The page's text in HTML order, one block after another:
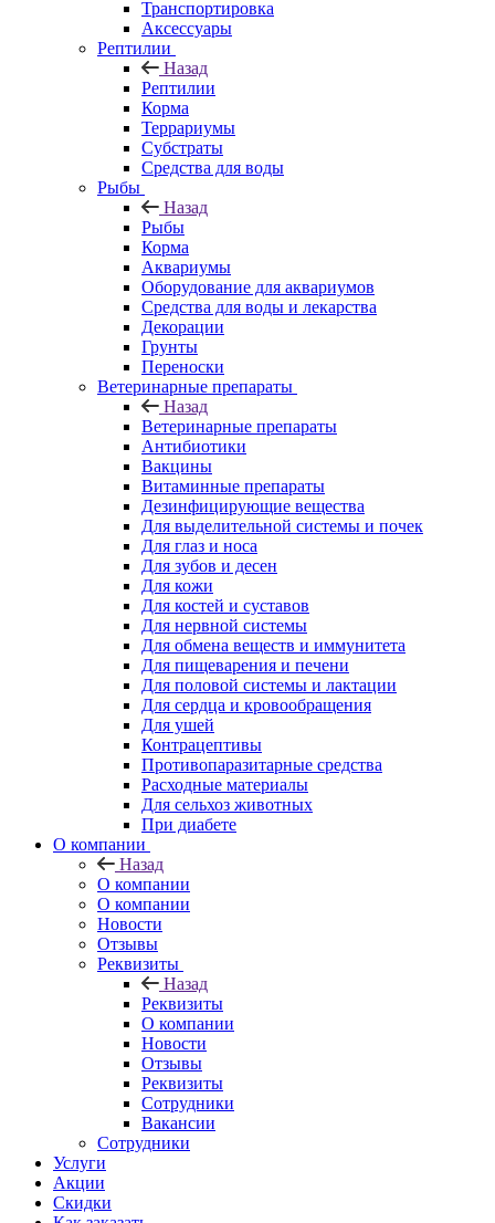
Транспортировка
Аксессуары
Рептилии
Назад
Рептилии
Корма
Террариумы
Субстраты
Средства для воды
Рыбы
Назад
Рыбы
Корма
Аквариумы
Оборудование для аквариумов
Средства для воды и лекарства
Декорации
Грунты
Переноски
Ветеринарные препараты
Назад
Ветеринарные препараты
Антибиотики
Вакцины
Витаминные препараты
Дезинфицирующие вещества
Для выделительной системы и почек
Для глаз и носа
Для зубов и десен
Для кожи
Для костей и суставов
Для нервной системы
Для обмена веществ и иммунитета
Для пищеварения и печени
Для половой системы и лактации
Для сердца и кровообращения
Для ушей
Контрацептивы
Противопаразитарные средства
Расходные материалы
Для сельхоз животных
При диабете
О компании
Назад
О компании
О компании
Новости
Отзывы
Реквизиты
Назад
Реквизиты
О компании
Новости
Отзывы
Реквизиты
Сотрудники
Вакансии
Сотрудники
Услуги
Акции
Скидки